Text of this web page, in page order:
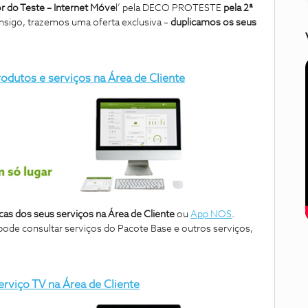
do Teste – Internet Móve l’ pela DECO PROTESTE pela 2ª
trazemos uma oferta exclusiva – duplicamos os seus
e serviços na Área de Cliente
dos seus serviços na Área de Cliente ou App NOS
consultar serviços do Pacote Base e outros serviços,
TV na Área de Cliente